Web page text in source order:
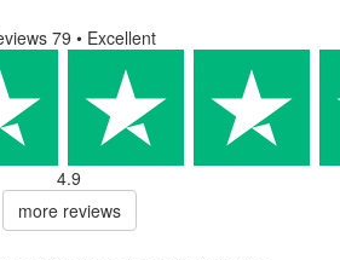
79 • Excellent
4.9
more reviews